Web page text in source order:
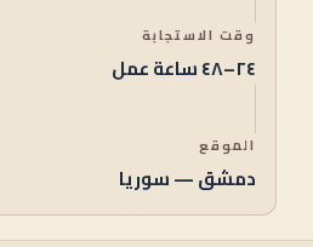
وقت الاستجابة
٢٤–٤٨ ساعة عمل
الموقع
دمشق — سوريا